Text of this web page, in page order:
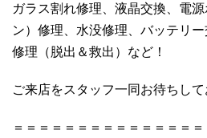
ガラス割れ修理、液晶交換、電
ン）修理、水没修理、バッテリ
修理（脱出＆救出）など！
ご来店をスタッフ一同お待ちし
＝＝＝＝＝＝＝＝＝＝＝＝＝＝